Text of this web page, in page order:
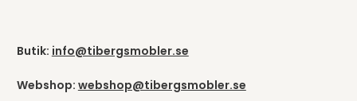
Butik: info@tibergsmobler.se
Webshop: webshop@tibergsmobler.se